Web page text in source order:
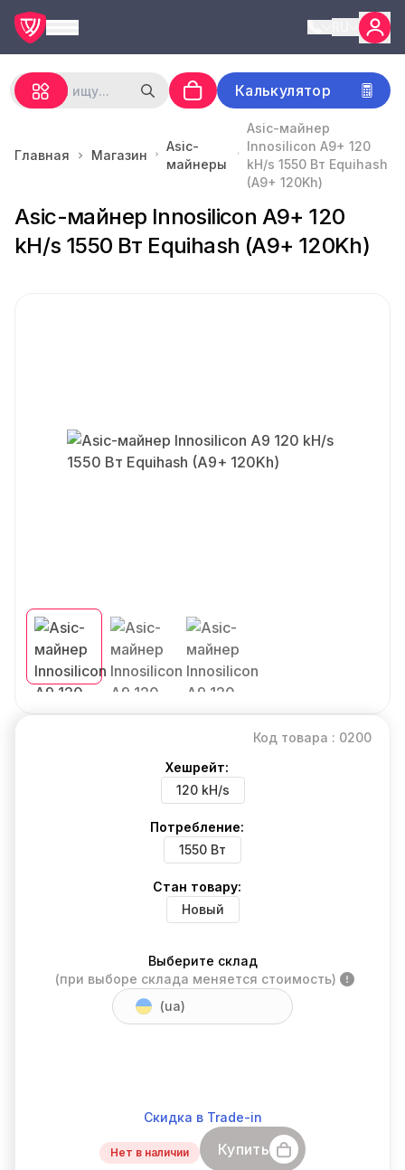
Калькулятор
Главная Магазин
Asic-
майнеры
Asic-майнер
Innosilicon A9+ 120
kH/s 1550 Вт Equihash
(A9+ 120Kh)
Asic-майнер Innosilicon A9+ 120
kH/s 1550 Вт Equihash (A9+ 120Kh)
Код товара : 0200
Хешрейт:
120 kH/s
Потребление:
1550 Вт
Стан товару:
Новый
Выберите склад
(при выборе склада меняется стоимость)
(ua)
Скидка в Trade-in
Нет в наличии Купить